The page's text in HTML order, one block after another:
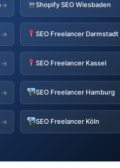
→ Shopify SEO Wiesbaden
→ SEO Freelancer Darmstadt
→ SEO Freelancer Kassel
→ SEO Freelancer Hamburg
→ SEO Freelancer Köln